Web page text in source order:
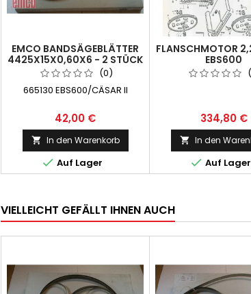
EMCO BANDSÄGEBLÄTTER
4425X15X0,60X6 - 2 STÜCK
- 1 PAAR (0)
665130 EBS600/CÄSAR II
42,00 €
 In den Warenkorb
 Auf Lager
FLANSCHMOTOR
EBS600
334,80 €
 In den
 Auf Lager
VIELLEICHT GEFÄLLT IHNEN AUCH